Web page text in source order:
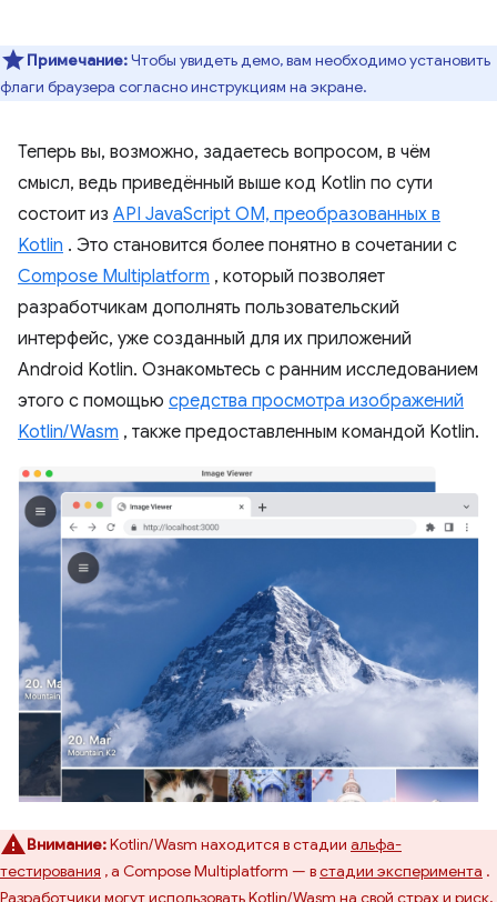
Примечание:Чтобы увидеть демо, вам необходимо установить
флаги браузера согласно инструкциям на экране.
Теперь вы, возможно, задаетесь вопросом, в чём
смысл, ведь приведённый выше код Kotlin по сути
состоит из API JavaScript OM, преобразованных в
Kotlin . Это становится более понятно в сочетании с
Compose Multiplatform , который позволяет
разработчикам дополнять пользовательский
интерфейс, уже созданный для их приложений
Android Kotlin. Ознакомьтесь с ранним исследованием
этого с помощью средства просмотра изображений
Kotlin/Wasm , также предоставленным командой Kotlin.
Внимание:Kotlin/Wasm находится в стадии альфа-
тестирования , а Compose Multiplatform — встадии эксперимента .
Разработчики могут использовать Kotlin/Wasm на свой страх и риск,